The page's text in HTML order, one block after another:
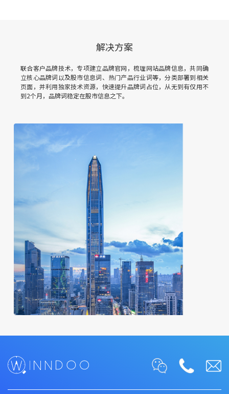
解决方案
联合客户品牌技术，专项建立品牌官网，梳理网站品牌信息，共同确
立核心品牌词以及股市信息词、热门产品行业词等，分类部署到相关
页面，并利用独家技术资源，快速提升品牌词占位，从无到有仅用不
到2个月，品牌词稳定在股市信息之下。